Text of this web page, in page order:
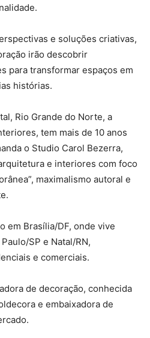
e soluções criativas,
irão descobrir
para transformar espaços em
histórias.
Rio Grande do Norte, a
tem mais de 10 anos
o Studio Carol Bezerra,
e interiores com foco
maximalismo autoral e
em Brasília/DF, onde vive
SP e Natal/RN,
e comerciais.
de decoração, conhecida
e embaixadora de